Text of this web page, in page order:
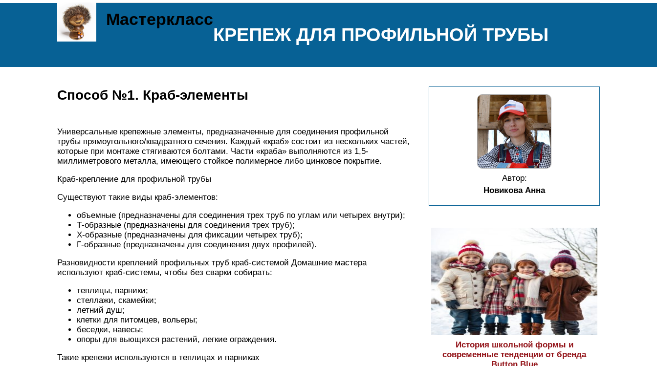
Мастеркласс
КРЕПЕЖ ДЛЯ ПРОФИЛЬНОЙ ТРУБЫ
Способ №1. Краб-элементы
Универсальные крепежные элементы, предназначенные для соединения профильной
трубы прямоугольного/квадратного сечения. Каждый «краб» состоит из нескольких частей,
которые при монтаже стягиваются болтами. Части «краба» выполняются из 1,5-
миллиметрового металла, имеющего стойкое полимерное либо цинковое покрытие.
Краб-крепление для профильной трубы
Существуют такие виды краб-элементов:
объемные (предназначены для соединения трех труб по углам или четырех внутри);
Т-образные (предназначены для соединения трех труб);
Х-образные (предназначены для фиксации четырех труб);
Г-образные (предназначены для соединения двух профилей).
Разновидности креплений профильных труб краб-системой Домашние мастера
используют краб-системы, чтобы без сварки собирать:
теплицы, парники;
стеллажи, скамейки;
летний душ;
клетки для питомцев, вольеры;
беседки, навесы;
опоры для вьющихся растений, легкие ограждения.
Такие крепежи используются в теплицах и парниках
Автор:
Новикова Анна
История школьной формы и
современные тенденции от бренда